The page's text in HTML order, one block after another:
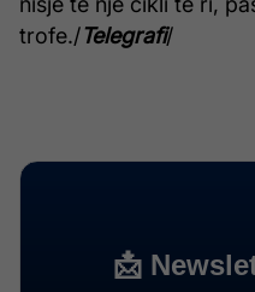
trofe./Telegrafi/